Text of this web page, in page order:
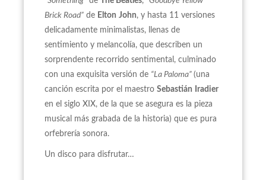
Brick Road” de Elton John, y hasta 11 versiones
delicadamente minimalistas, llenas de
sentimiento y melancolía, que describen un
sorprendente recorrido sentimental, culminado
con una exquisita versión de “La Paloma” (una
canción escrita por el maestro Sebastián
Iradier
en el siglo XIX, de la que se asegura es la pieza
musical más grabada de la historia) que es pura
orfebrería sonora.
Un disco para disfrutar…